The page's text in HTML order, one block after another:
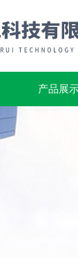
产品展